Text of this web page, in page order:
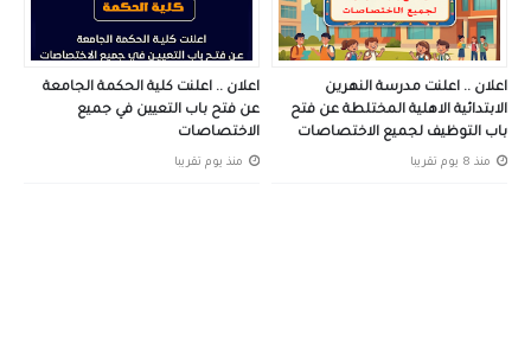
اعلان .. اعلنت مدرسة النهرين
الابتدائية الاهلية المختلطة عن فتح
باب التوظيف لجميع الاختصاصات
منذ 8 يوم تقريبا
اعلان .. اعلنت كلية الحكمة الجامعة
عن فتح باب التعيين في جميع
الاختصاصات
منذ يوم تقريبا